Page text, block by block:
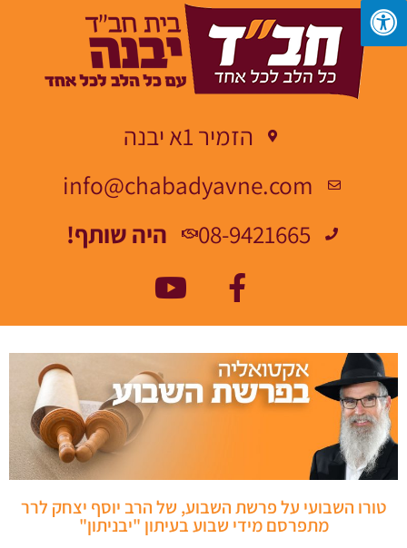
הזמיר 1א יבנה
info@chabadyavne.com
08-9421665
היה שותף!
טורו השבועי על פרשת השבוע, של הרב יוסף יצחק לרר
מתפרסם מידי שבוע בעיתון "יבניתון"